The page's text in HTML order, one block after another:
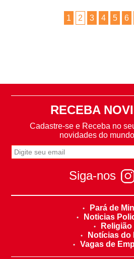
1 2 3 4 5 6
RECEBA
Cadastre-se e Receba no
novidades do
Siga-nos
Pará de
Noticias
Religião
Notícias do
Vagas de